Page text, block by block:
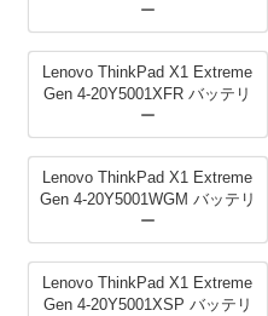
ー
Lenovo ThinkPad X1 Extreme
Gen 4-20Y5001XFR バッテリ
ー
Lenovo ThinkPad X1 Extreme
Gen 4-20Y5001WGM バッテリ
ー
Lenovo ThinkPad X1 Extreme
Gen 4-20Y5001XSP バッテリ